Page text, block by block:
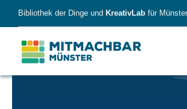
content
Bibliothek der Dinge und KreativLab für
Forschen